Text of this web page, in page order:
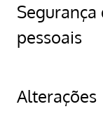
pessoais
Alterações